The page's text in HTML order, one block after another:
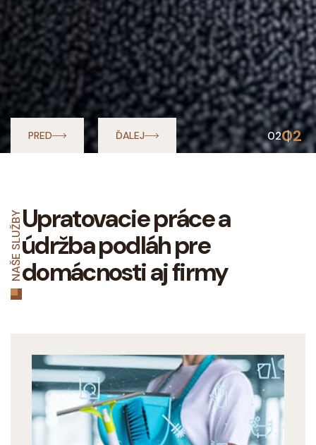
PRED
ÚDRŽBA PARKIET
ĎALEJ 0202
NAŠE SLUŽBYUpratovacie práce a
údržba podláh pre
domácnosti aj firmy